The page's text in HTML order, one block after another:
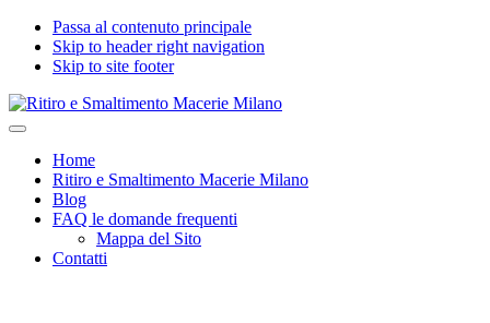
Passa al contenuto principale
Skip to header right navigation
Skip to site footer
Ritiro
Smaltimento
Macerie
Milano
Impresa
seria
certificata
Menu
Home
Ritiro e Smaltimento Macerie Milano
Blog
FAQ le domande frequenti
Mappa del Sito
Contatti